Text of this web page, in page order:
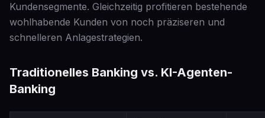
Kundensegmente. Gleichzeitig profitieren bestehende
wohlhabende Kunden von noch präziseren und
schnelleren Anlagestrategien.
Traditionelles Banking vs. KI-Agenten-
Banking